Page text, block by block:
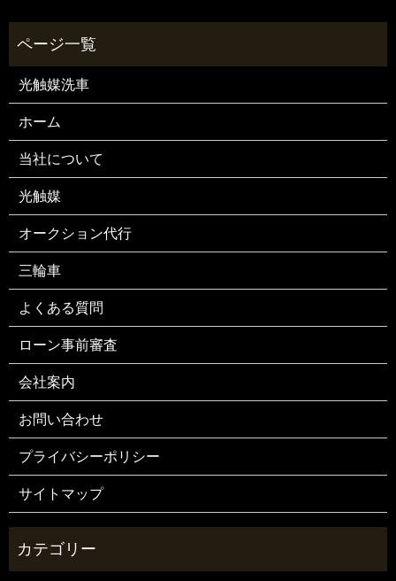
光触媒洗車
ホーム
当社について
光触媒
オークション代行
三輪車
よくある質問
ローン事前審査
会社案内
お問い合わせ
プライバシーポリシー
サイトマップ